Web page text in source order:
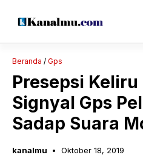
Beranda / Gps
Presepsi
Signyal Gps
Sadap Suara
kanalmu Oktober 18, 2019